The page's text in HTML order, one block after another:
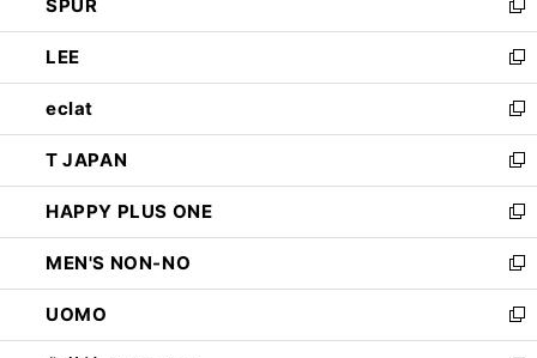
で
開
く
ド
ウ
で
開
く
ィ
ン
ド
ウ
で
開
く
い
ウ
ィ
ン
ド
ウ
で
開
く
SPUR
新
し
い
ウ
ィ
ン
ド
ウ
で
開
く
LEE
新
し
い
ウ
ィ
ン
ド
ウ
で
開
く
eclat
新
し
い
ウ
ィ
ン
ド
ウ
で
開
T JAPAN
新
し
い
ウ
ィ
ン
ド
ウ
HAPPY PLUS ONE
新
し
い
ウ
ィ
ン
MEN'S NON-NO
新
し
い
ウ
UOMO
新
し